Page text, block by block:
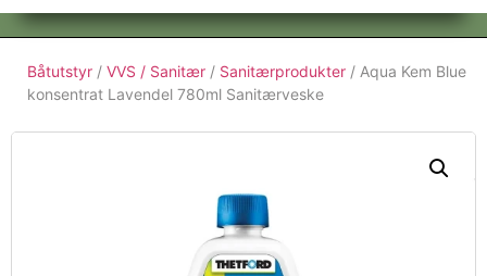
Båtutstyr / VVS / Sanitær / Sanitærprodukter / Aqua Kem Blue
konsentrat Lavendel 780ml Sanitærveske